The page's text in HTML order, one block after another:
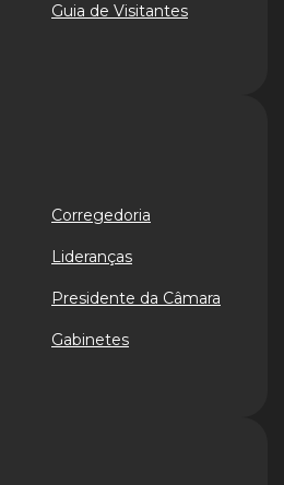
Guia de Visitantes
Corregedoria
Lideranças
Presidente da Câmara
Gabinetes